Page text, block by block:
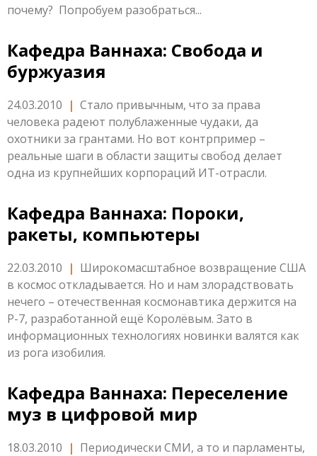
почему? Попробуем разобраться...
Кафедра Ваннаха: Свобода и
буржуазия
24.03.2010 | Стало привычным, что за права
человека радеют полублаженные чудаки, да
охотники за грантами. Но вот контрпример –
реальные шаги в области защиты свобод делает
одна из крупнейших корпораций ИТ-отрасли.
Кафедра Ваннаха: Пороки,
ракеты, компьютеры
22.03.2010 | Широкомасштабное возвращение США
в космос откладывается. Но и нам злорадствовать
нечего – отечественная космонавтика держится на
Р-7, разработанной ещё Королёвым. Зато в
информационных технологиях новинки валятся как
из рога изобилия.
Кафедра Ваннаха: Переселение
муз в цифровой мир
18.03.2010 | Периодически СМИ, а то и парламенты,